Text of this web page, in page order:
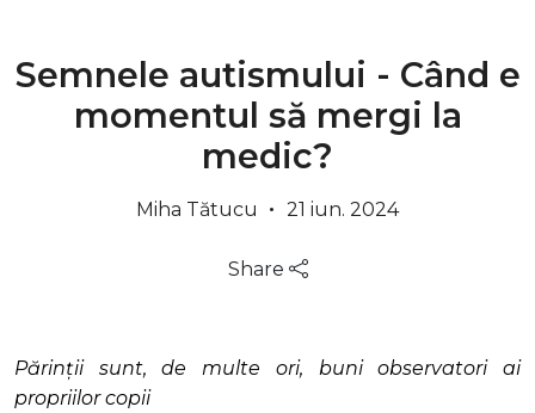
Semnele autismului - Când e
momentul să mergi la
medic?
Miha Tătucu 21 iun. 2024
Share
Părinții sunt, de multe ori, buni observatori ai
propriilor copii